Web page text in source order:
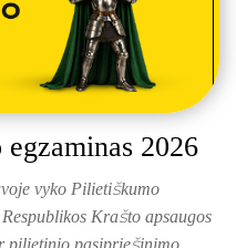
2026
vyko Pilietiškumo
Krašto apsaugos
pilietinio pasipriešinimo